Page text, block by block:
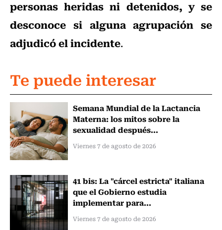
personas heridas ni detenidos, y se
desconoce si alguna agrupación se
adjudicó el incidente.
Te puede interesar
Semana Mundial de la Lactancia
Materna: los mitos sobre la
sexualidad después...
Viernes 7 de agosto de 2026
41 bis: La "cárcel estricta" italiana
que el Gobierno estudia
implementar para...
Viernes 7 de agosto de 2026